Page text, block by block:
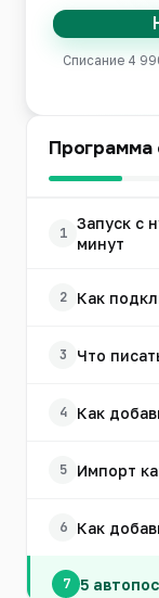
Списание 4
Программа
1
Запуск с
минут
2 Как
3 Что
4 Как
5 Импорт
6 Как
7 5